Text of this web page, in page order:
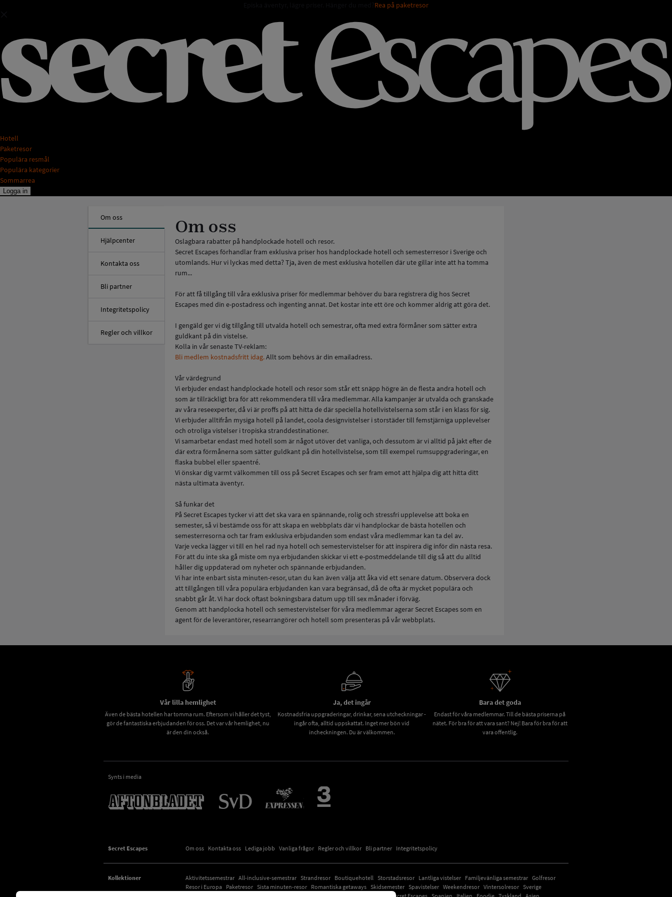
Rea på paketresor
Hotell
Paketresor
Populära resmål
Populära kategorier
Sommarrea
Logga in
Om oss
Hjälpcenter
Kontakta oss
Bli partner
Integritetspolicy
Regler och villkor
Om oss
Oslagbara rabatter på handplockade hotell och resor.
Secret Escapes förhandlar fram exklusiva priser hos handplockade hotell och semesterresor i Sverige och
utomlands. Hur vi lyckas med detta? Tja, även de mest exklusiva hotellen där ute gillar inte att ha tomma
rum...
För att få tillgång till våra exklusiva priser för medlemmar behöver du bara registrera dig hos Secret
Escapes med din e-postadress och ingenting annat. Det kostar inte ett öre och kommer aldrig att göra det.
I gengäld ger vi dig tillgång till utvalda hotell och semestrar, ofta med extra förmåner som sätter extra
guldkant på din vistelse.
Kolla in vår senaste TV-reklam:
Bli medlem kostnadsfritt idag.Allt som behövs är din emailadress.
Vår värdegrund
Vi erbjuder endast handplockade hotell och resor som står ett snäpp högre än de flesta andra hotell och
som är tillräckligt bra för att rekommendera till våra medlemmar. Alla kampanjer är utvalda och granskade
av våra reseexperter, då vi är proffs på att hitta de där speciella hotellvistelserna som står i en klass för sig.
Vi erbjuder alltifrån mysiga hotell på landet, coola designvistelser i storstäder till femstjärniga upplevelser
och otroliga vistelser i tropiska stranddestinationer.
Vi samarbetar endast med hotell som är något utöver det vanliga, och dessutom är vi alltid på jakt efter de
där extra förmånerna som sätter guldkant på din hotellvistelse, som till exempel rumsuppgraderingar, en
flaska bubbel eller spaentré.
Vi önskar dig varmt välkommen till oss på Secret Escapes och ser fram emot att hjälpa dig att hitta ditt
nästa ultimata äventyr.
Så funkar det
På Secret Escapes tycker vi att det ska vara en spännande, rolig och stressfri upplevelse att boka en
semester, så vi bestämde oss för att skapa en webbplats där vi handplockar de bästa hotellen och
semesterresorna och tar fram exklusiva erbjudanden som endast våra medlemmar kan ta del av.
Varje vecka lägger vi till en hel rad nya hotell och semestervistelser för att inspirera dig inför din nästa resa.
För att du inte ska gå miste om nya erbjudanden skickar vi ett e-postmeddelande till dig så att du alltid
håller dig uppdaterad om nyheter och spännande erbjudanden.
Vi har inte enbart sista minuten-resor, utan du kan även välja att åka vid ett senare datum. Observera dock
att tillgången till våra populära erbjudanden kan vara begränsad, då de ofta är mycket populära och
snabbt går åt. Vi har dock oftast bokningsbara datum upp till sex månader i förväg.
Genom att handplocka hotell och semestervistelser för våra medlemmar agerar Secret Escapes som en
agent för de leverantörer, researrangörer och hotell som presenteras på vår webbplats.
Vår lilla hemlighet
Även de bästa hotellen har tomma rum. Eftersom vi håller det tyst,
gör de fantastiska erbjudanden för oss. Det var vår hemlighet, nu
är den din också.
Ja, det ingår
Kostnadsfria uppgraderingar, drinkar, sena utcheckningar -
ingår ofta, alltid uppskattat. Inget mer bön vid
incheckningen. Du är välkommen.
Bara det goda
Endast för våra medlemmar. Till de bästa priserna på
nätet. För bra för att vara sant? Nej! Bara för bra för att
vara offentlig.
Synts i media
Secret Escapes Om oss Kontakta oss Lediga jobb Vanliga frågor Regler och villkor Bli partner Integritetspolicy
Kollektioner Aktivitetssemestrar All-inclusive-semestrar Strandresor Boutiquehotell Storstadsresor Lantliga vistelser Familjevänliga semestrar Golfresor
Resor i Europa Paketresor Sista minuten-resor Romantiska getaways Skidsemester Spavistelser Weekendresor Vintersolresor Sverige